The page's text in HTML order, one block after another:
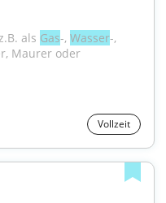
als Gas-, Wasser-,
Maurer oder
Vollzeit